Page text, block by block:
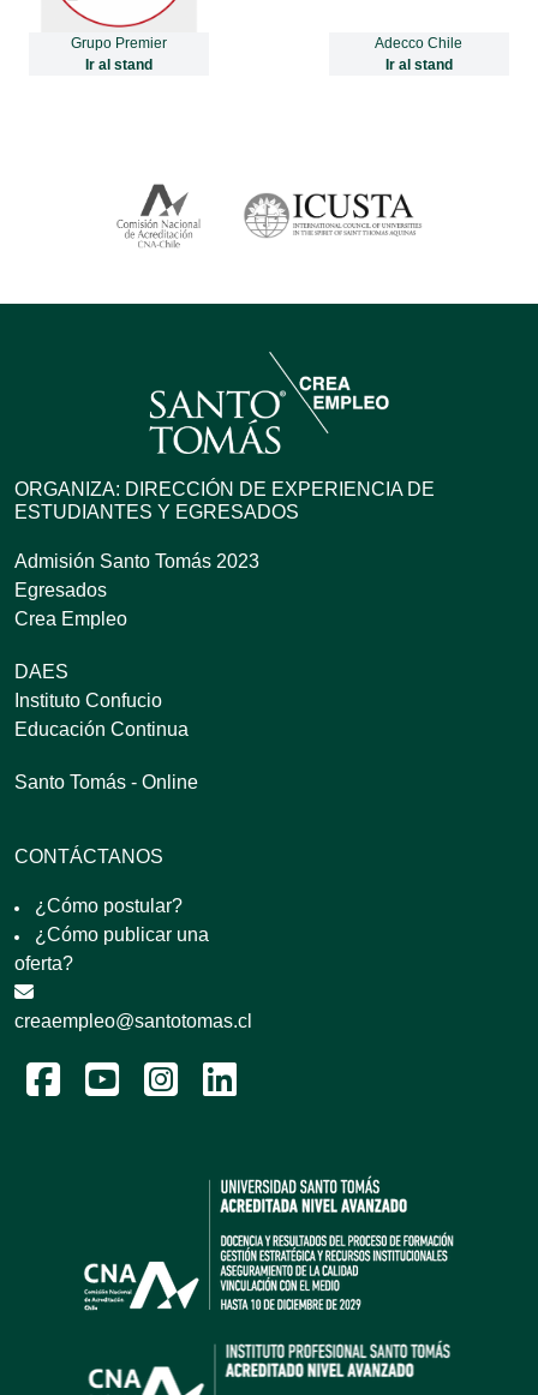
Grupo Premier
Ir al stand
Adecco Chile
Ir al stand
ORGANIZA: DIRECCIÓN DE EXPERIENCIA DE
ESTUDIANTES Y EGRESADOS
Admisión Santo Tomás 2023
Egresados
Crea Empleo
DAES
Instituto Confucio
Educación Continua
Santo Tomás - Online
CONTÁCTANOS
¿Cómo postular?
¿Cómo publicar una
oferta?
creaempleo@santotomas.cl